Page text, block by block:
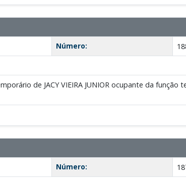
Número:
de JACY VIEIRA JUNIOR ocupante da
Número: